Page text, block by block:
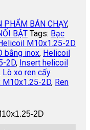
PHẨM BÁN CHẠY,
BẬT Tags: Bạc
M10x1.25-2D
bằng inox, Helicoil
2D, Insert helicoil
Lò xo ren cấy
M10x1.25-2D, Ren
2D